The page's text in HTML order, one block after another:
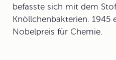
befasste sich mit dem
Knöllchenbakterien. 1945
Nobelpreis für Chemie.